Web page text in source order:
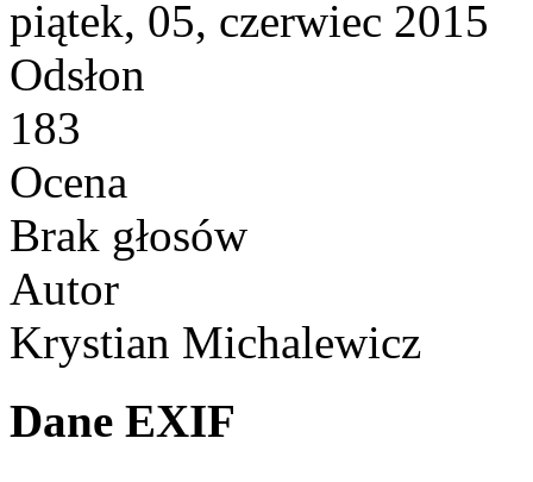
piątek, 05, czerwiec 2015
Odsłon
183
Ocena
Brak głosów
Autor
Krystian Michalewicz
Dane EXIF